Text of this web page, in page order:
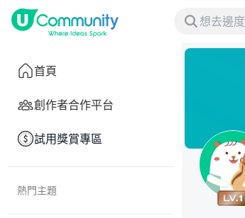
首頁
創作者合作平台
試用獎賞專區
熱門主題